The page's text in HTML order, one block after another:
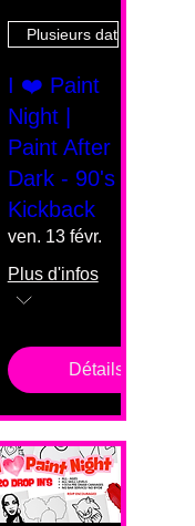
Plusieurs dates
I ❤️ Paint
Night |
Paint After
Dark - 90's
Kickback
ven. 13 févr.
Plus d'infos
Détails